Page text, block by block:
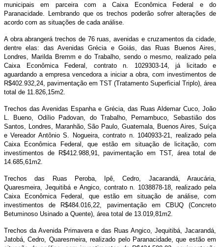
municipais em parceira com a Caixa Econômica Federal e do
Paranacidade. Lembrando que os trechos poderão sofrer alterações de
acordo com as situações de cada análise.
A obra abrangerá trechos de 76 ruas, avenidas e cruzamentos da cidade,
dentre elas: das Avenidas Grécia e Goiás, das Ruas Buenos Aires,
Londres, Marilda Bremm e do Trabalho, sendo o mesmo, realizado pela
Caixa Econômica Federal, contrato n. 1029303-14, já licitado e
aguardando a empresa vencedora a iniciar a obra, com investimentos de
R$402.932,24, pavimentação em TST (Tratamento Superficial Triplo), área
total de 11.826,15m2.
Trechos das Avenidas Espanha e Grécia, das Ruas Aldemar Cuco, João
L. Bueno, Odílio Padovan, do Trabalho, Pernambuco, Sebastião dos
Santos, Londres, Maranhão, São Paulo, Guatemala, Buenos Aires, Suíça
e Vereador Antônio S. Nogueira, contrato n. 1040933-21, realizado pela
Caixa Econômica Federal, que estão em situação de licitação, com
investimentos de R$412.988,91, pavimentação em TST, área total de
14.685,61m2.
Trechos das Ruas Peroba, Ipê, Cedro, Jacarandá, Araucária,
Quaresmeira, Jequitibá e Angico, contrato n. 1038878-18, realizado pela
Caixa Econômica Federal, que estão em situação de análise, com
investimentos de R$484.016,22, pavimentação em CBUQ (Concreto
Betuminoso Usinado a Quente), área total de 13.019,81m2.
Trechos da Avenida Primavera e das Ruas Angico, Jequitibá, Jacarandá,
Jatobá, Cedro, Quaresmeira, realizado pelo Paranacidade, que estão em